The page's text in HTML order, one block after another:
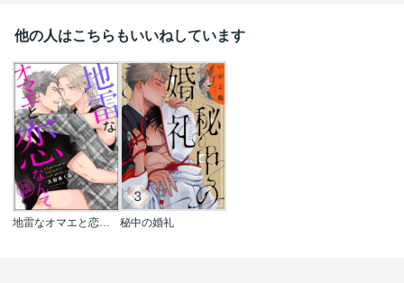
他の人はこちらもいいねしています
秘中の婚礼